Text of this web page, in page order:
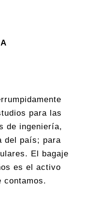
para las
de ingeniería,
del país; para
El bagaje
es el activo
contamos.